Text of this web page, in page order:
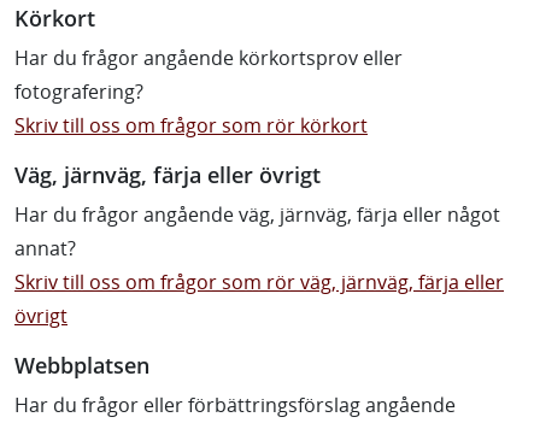
Körkort
Har du frågor angående körkortsprov eller
fotografering?
Skriv till oss om frågor som rör körkort
Väg, järnväg, färja eller övrigt
Har du frågor angående väg, järnväg, färja eller något
annat?
Skriv till oss om frågor som rör väg, järnväg, färja eller
övrigt
Webbplatsen
Har du frågor eller förbättringsförslag angående